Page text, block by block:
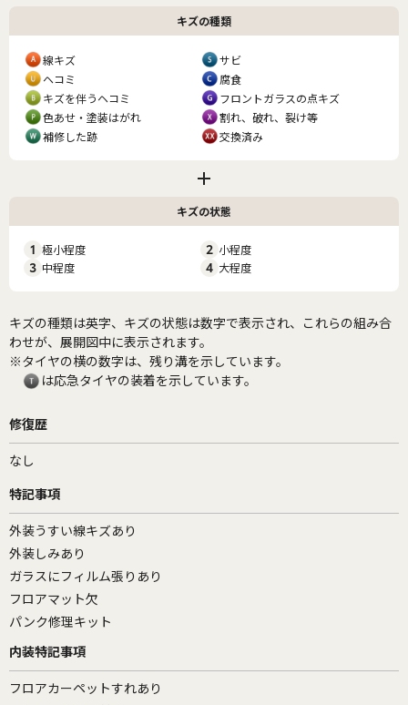
キズの種類
線キズ
サビ
ヘコミ
腐食
キズを伴うヘコミ
フロントガラスの点キズ
色あせ・塗装はがれ
割れ、破れ、裂け等
補修した跡
交換済み
キズの状態
1 極小程度 2 小程度
3 中程度 4 大程度
キズの種類は英字、キズの状態は数字で表示され、これらの組み合
わせが、展開図中に表示されます。
※タイヤの横の数字は、残り溝を示しています。
は応急タイヤの装着を示しています。
修復歴
なし
特記事項
外装うすい線キズあり
外装しみあり
ガラスにフィルム張りあり
フロアマット欠
パンク修理キット
内装特記事項
フロアカーペットすれあり